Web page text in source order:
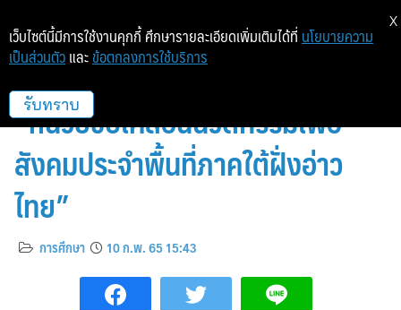
ม.ทักษิณ ร่วมมือ NIA เปิดตัว
“หน่วยขับเคลื่อนนวัตกรรมเพื่อ
สังคมประจำพื้นที่ภาคใต้ฝั่งอ่าว
ไทย”
การศึกษา 10 ก.พ. 65 15:43
เว็บไซต์นี้มีการใช้งานคุกกี้ ศึกษารายละเอียดเพิ่มเติมได้ที่ นโยบายความ
เป็นส่วนตัว และ ข้อตกลงการใช้บริการ
รับทราบ
X